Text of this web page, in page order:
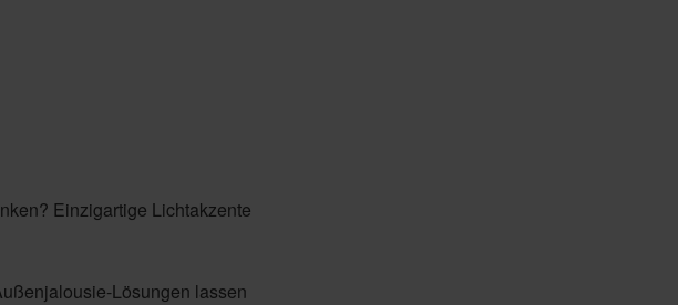
Einzigartige Lichtakzente
Lösungen lassen